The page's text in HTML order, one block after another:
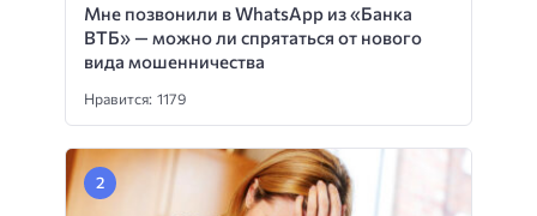
Мне позвонили в WhatsApp из «Банка
ВТБ» — можно ли спрятаться от нового
вида мошенничества
Нравится: 1179